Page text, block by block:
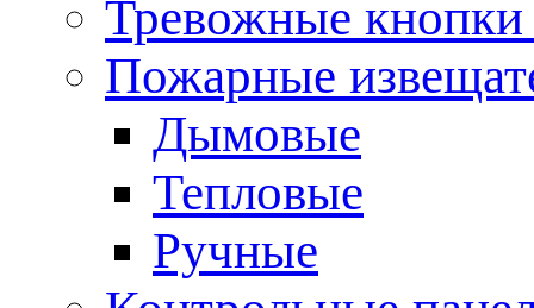
Тревожные кнопки
Пожарные
Дымовые
Тепловые
Ручные